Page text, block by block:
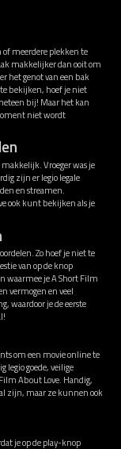
of meerdere plekken te
makkelijker dan ooit om
het genot van een bak
bekijken, hoef je niet
bij! Maar het kan
niet wordt
Vroeger was je
zijn er legio legale
en streamen.
ook kunt bekijken als je
Zo hoef je niet te
van op de knop
waarmee je A Short Film
vermogen en veel
waardoor je de eerste
om een movie online te
legio goede, veilige
About Love. Handig,
zijn, maar ze kunnen ook
je op de play-knop